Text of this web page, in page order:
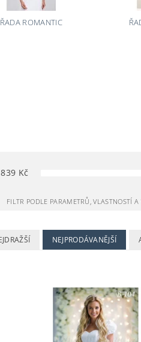
ŘADA ROMANTIC
839 Kč
FILTR PODLE PARAMETRŮ, VLASTNOSTÍ A
NEJPRODÁVANĚJŠÍ